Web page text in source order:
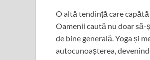
O altă tendință care
Oamenii caută nu doar să-
de bine generală. Yoga și
autocunoașterea,